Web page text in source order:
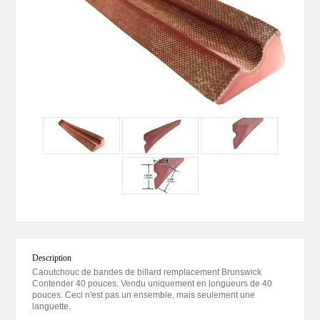
Description
Caoutchouc de bandes de billard remplacement Brunswick
Contender 40 pouces. Vendu uniquement en longueurs de 40
pouces. Ceci n'est pas un ensemble, mais seulement une
languette.